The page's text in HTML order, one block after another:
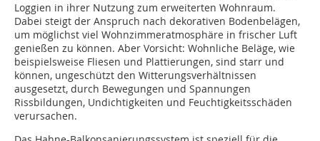
Loggien in ihrer Nutzung zum erweiterten Wohnraum.
Dabei steigt der Anspruch nach dekorativen Bodenbelägen,
um möglichst viel Wohnzimmeratmosphäre in frischer Luft
genießen zu können. Aber Vorsicht: Wohnliche Beläge, wie
beispielsweise Fliesen und Plattierungen, sind starr und
können, ungeschützt den Witterungsverhältnissen
ausgesetzt, durch Bewegungen und Spannungen
Rissbildungen, Undichtigkeiten und Feuchtigkeitsschäden
verursachen.